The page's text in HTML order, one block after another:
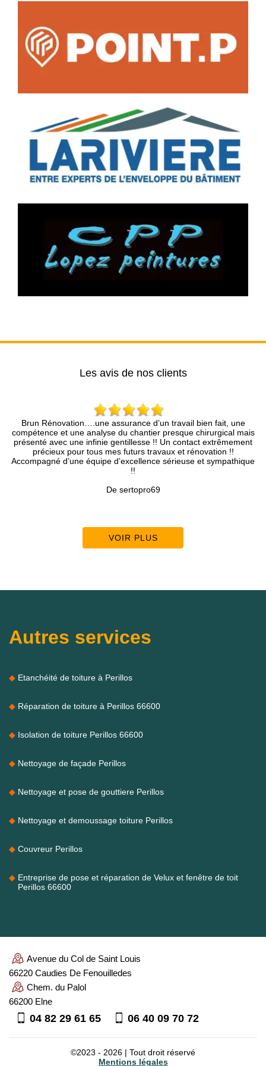
Les avis de nos clients
Entreprise sérieuse qui se préoccupe de ses clients, bons
conseils, travail soigné, chantier nettoyé.
De MD
VOIR PLUS
Autres services
Etanchéité de toiture à Perillos
Réparation de toiture à Perillos 66600
Isolation de toiture Perillos 66600
Nettoyage de façade Perillos
Nettoyage et pose de gouttiere Perillos
Nettoyage et demoussage toiture Perillos
Couvreur Perillos
Entreprise de pose et réparation de Velux et fenêtre de toit
Perillos 66600
Avenue du Col de Saint Louis
66220 Caudies De Fenouilledes
Chem. du Palol
66200 Elne
04 82 29 61 65 06 40 09 70 72
©2023 - 2026 | Tout droit réservé
Mentions légales